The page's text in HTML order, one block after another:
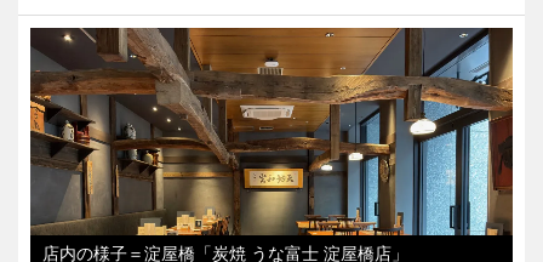
店内の様子＝淀屋橋「炭焼 うな富士 淀屋橋店」